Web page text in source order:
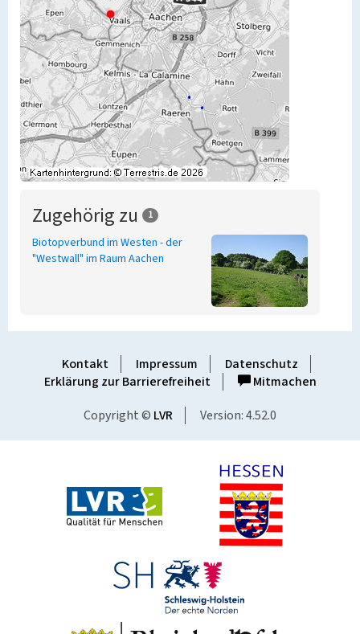
Zugehörig zu 1
Biotopverbund im Westen - der
"Westwall" im Raum Aachen
Kontakt Impressum
Datenschutz
Erklärung zur Barrierefreiheit
Mitmachen
Copyright © LVR Version: 4.52.0